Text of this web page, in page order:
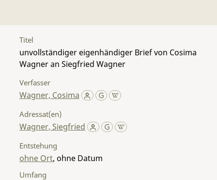
Titel
unvollständiger eigenhändiger Brief von Cosima
Wagner an Siegfried Wagner
Verfasser
Wagner, Cosima
Adressat(en)
Wagner, Siegfried
Entstehung
ohne Ort, ohne Datum
Umfang